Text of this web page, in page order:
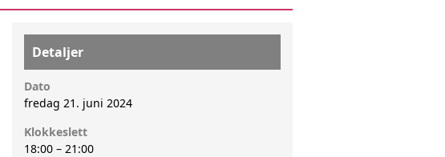
ANDRE RESSURSER
Detaljer
Dato
fredag 21. juni 2024
Klokkeslett
18:00 – 21:00